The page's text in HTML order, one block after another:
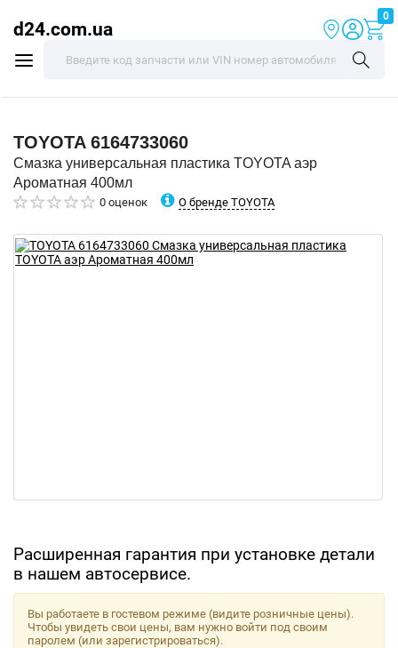
d24.com.ua
0
TOYOTA 6164733060
Смазка универсальная пластика TOYOTA аэр
Ароматная 400мл
0 оценок О бренде TOYOTA
Расширенная гарантия при установке детали
в нашем автосервисе.
Вы работаете в гостевом режиме (видите розничные цены).
Чтобы увидеть свои цены, вам нужно войти под своим
паролем (или зарегистрироваться).